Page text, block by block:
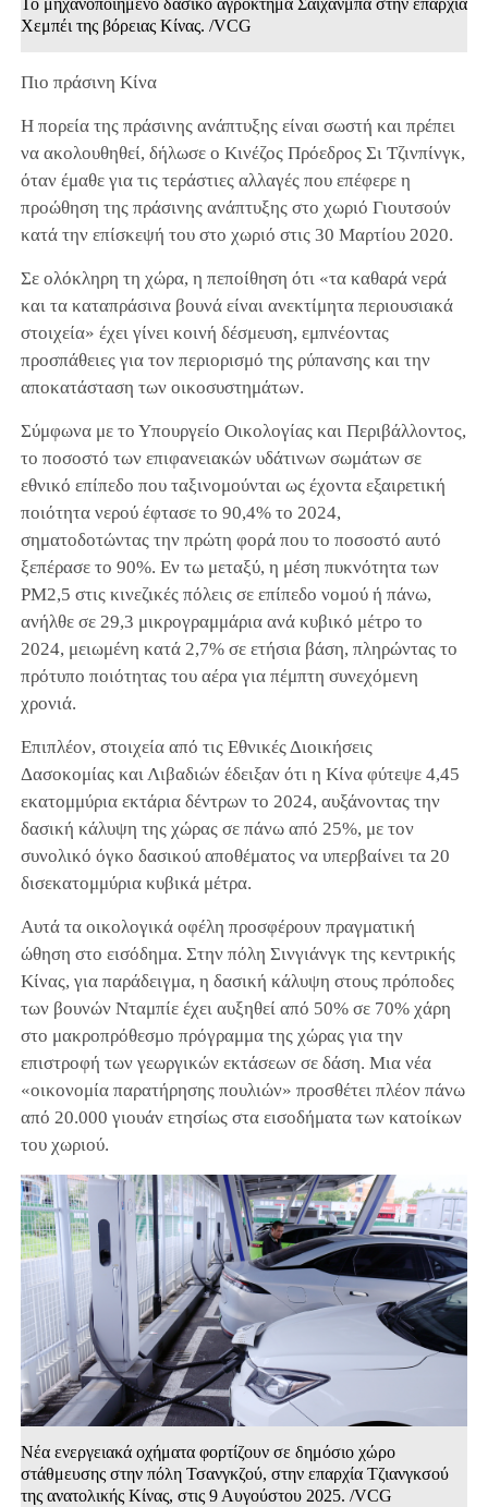
Χεμπέι της βόρειας Κίνας. /VCG
Πιο πράσινη Κίνα
Η πορεία της πράσινης ανάπτυξης είναι σωστή και πρέπει
να ακολουθηθεί, δήλωσε ο Κινέζος Πρόεδρος Σι Τζινπίνγκ,
όταν έμαθε για τις τεράστιες αλλαγές που επέφερε η
προώθηση της πράσινης ανάπτυξης στο χωριό Γιουτσούν
κατά την επίσκεψή του στο χωριό στις 30 Μαρτίου 2020.
Σε ολόκληρη τη χώρα, η πεποίθηση ότι «τα καθαρά νερά
και τα καταπράσινα βουνά είναι ανεκτίμητα περιουσιακά
στοιχεία» έχει γίνει κοινή δέσμευση, εμπνέοντας
προσπάθειες για τον περιορισμό της ρύπανσης και την
αποκατάσταση των οικοσυστημάτων.
Σύμφωνα με το Υπουργείο Οικολογίας και Περιβάλλοντος,
το ποσοστό των επιφανειακών υδάτινων σωμάτων σε
εθνικό επίπεδο που ταξινομούνται ως έχοντα εξαιρετική
ποιότητα νερού έφτασε το 90,4% το 2024,
σηματοδοτώντας την πρώτη φορά που το ποσοστό αυτό
ξεπέρασε το 90%. Εν τω μεταξύ, η μέση πυκνότητα των
PM2,5 στις κινεζικές πόλεις σε επίπεδο νομού ή πάνω,
ανήλθε σε 29,3 μικρογραμμάρια ανά κυβικό μέτρο το
2024, μειωμένη κατά 2,7% σε ετήσια βάση, πληρώντας το
πρότυπο ποιότητας του αέρα για πέμπτη συνεχόμενη
χρονιά.
Επιπλέον, στοιχεία από τις Εθνικές Διοικήσεις
Δασοκομίας και Λιβαδιών έδειξαν ότι η Κίνα φύτεψε 4,45
εκατομμύρια εκτάρια δέντρων το 2024, αυξάνοντας την
δασική κάλυψη της χώρας σε πάνω από 25%, με τον
συνολικό όγκο δασικού αποθέματος να υπερβαίνει τα 20
δισεκατομμύρια κυβικά μέτρα.
Αυτά τα οικολογικά οφέλη προσφέρουν πραγματική
ώθηση στο εισόδημα. Στην πόλη Σινγιάνγκ της κεντρικής
Κίνας, για παράδειγμα, η δασική κάλυψη στους πρόποδες
των βουνών Νταμπίε έχει αυξηθεί από 50% σε 70% χάρη
στο μακροπρόθεσμο πρόγραμμα της χώρας για την
επιστροφή των γεωργικών εκτάσεων σε δάση. Μια νέα
«οικονομία παρατήρησης πουλιών» προσθέτει πλέον πάνω
από 20.000 γιουάν ετησίως στα εισοδήματα των κατοίκων
του χωριού.
Νέα ενεργειακά οχήματα φορτίζουν σε δημόσιο χώρο
στάθμευσης στην πόλη Τσανγκζού, στην επαρχία Τζιανγκσού
της ανατολικής Κίνας, στις 9 Αυγούστου 2025. /VCG